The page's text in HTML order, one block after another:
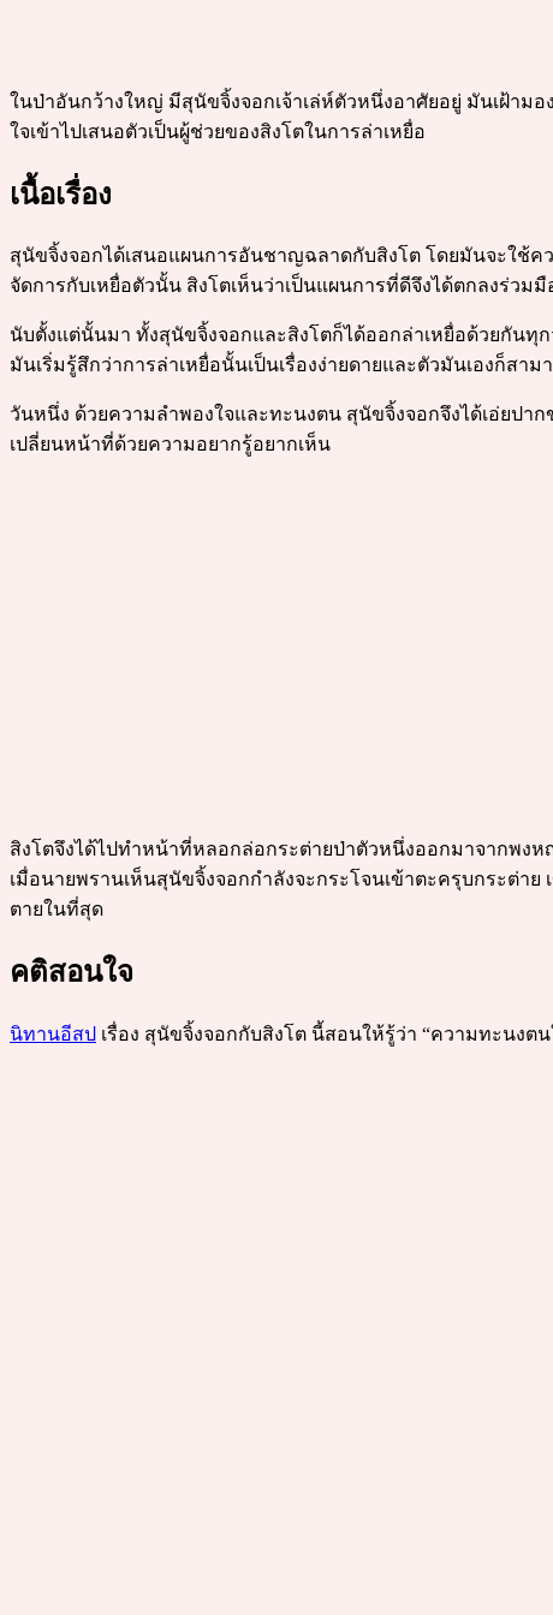
ในป่าอันกว้างใหญ่ มีสุนัขจิ้งจอกเจ้าเล่ห์ตัวหนึ่งอาศัยอยู่ มันเฝ้า
ใจเข้าไปเสนอตัวเป็นผู้ช่วยของสิงโตในการล่าเหยื่อ
เนื้อเรื่อง
สุนัขจิ้งจอกได้เสนอแผนการอันชาญฉลาดกับสิงโต โดยมันจะใช้
จัดการกับเหยื่อตัวนั้น สิงโตเห็นว่าเป็นแผนการที่ดีจึงได้ตกลงร่วมมื
นับตั้งแต่นั้นมา ทั้งสุนัขจิ้งจอกและสิงโตก็ได้ออกล่าเหยื่อด้วยกัน
มันเริ่มรู้สึกว่าการล่าเหยื่อนั้นเป็นเรื่องง่ายดายและตัวมันเองก็สาม
วันหนึ่ง ด้วยความลำพองใจและทะนงตน สุนัขจิ้งจอกจึงได้เอ่ยปา
เปลี่ยนหน้าที่ด้วยความอยากรู้อยากเห็น
สิงโตจึงได้ไปทำหน้าที่หลอกล่อกระต่ายป่าตัวหนึ่งออกมาจากพง
เมื่อนายพรานเห็นสุนัขจิ้งจอกกำลังจะกระโจนเข้าตะครุบกระต่า
ตายในที่สุด
คติสอนใจ
นิทานอีสป เรื่อง สุนัขจิ้งจอกกับสิงโต นี้สอนให้รู้ว่า “ความทะนง